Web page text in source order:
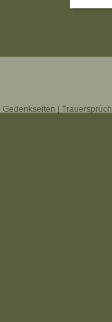
Gedenkseiten